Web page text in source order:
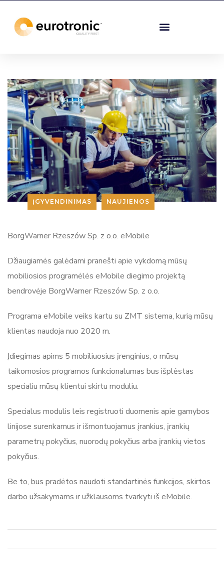
ĮGYVENDINIMAS NAUJIENOS
BorgWarner Rzeszów Sp. z o.o. eMobile
Džiaugiamės galėdami pranešti apie vykdomą mūsų
mobiliosios programėlės eMobile diegimo projektą
bendrovėje BorgWarner Rzeszów Sp. z o.o.
Programa eMobile veiks kartu su ZMT sistema, kurią mūsų
klientas naudoja nuo 2020 m.
Įdiegimas apims 5 mobiliuosius įrenginius, o mūsų
taikomosios programos funkcionalumas bus išplėstas
specialiu mūsų klientui skirtu moduliu.
Specialus modulis leis registruoti duomenis apie gamybos
linijose surenkamus ir išmontuojamus įrankius, įrankių
parametrų pokyčius, nuorodų pokyčius arba įrankių vietos
pokyčius.
Be to, bus pradėtos naudoti standartinės funkcijos, skirtos
darbo užsakymams ir užklausoms tvarkyti iš eMobile.